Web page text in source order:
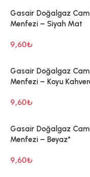
Gasair Doğalgaz
Menfezi – Siyah Mat
9,60₺
Gasair Doğalgaz
Menfezi – Koyu
9,60₺
Gasair Doğalgaz
Menfezi – Beyaz*
9,60₺